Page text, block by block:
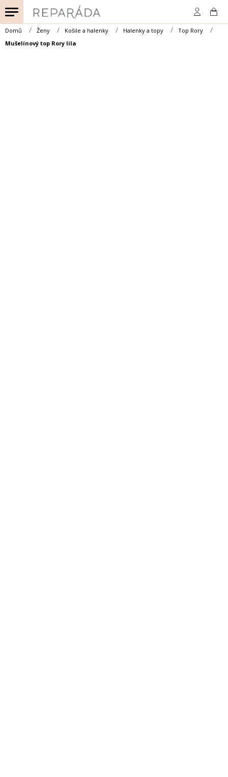
na
obsah
Domů Ženy Košile a halenky Halenky a topy
Top Rory
Mušelínový top Rory lila